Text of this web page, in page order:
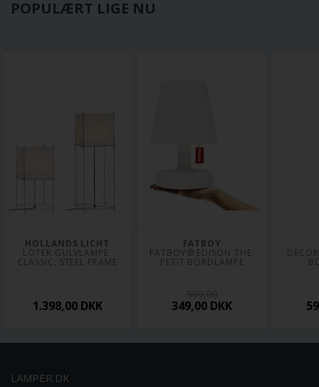
POPULÆRT LIGE NU
HOLLANDS LICHT
LOTEK GULVLAMPE
CLASSIC, STEEL FRAME
1.398,00 DKK
FATBOY
FATBOY® EDISON THE
PETIT BORDLAMPE
349,00 DKK
LAMPER.DK